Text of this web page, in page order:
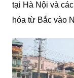
tại Hà Nội và
hóa từ Bắc vào